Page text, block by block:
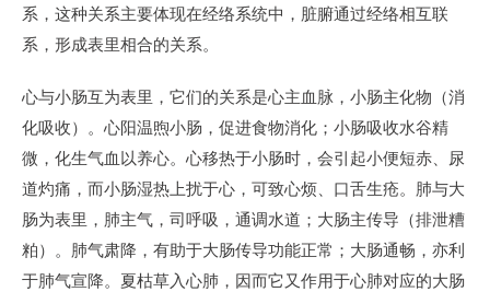
系，这种关系主要体现在经络系统中，脏腑通过经络相互联
系，形成表里相合的关系。
心与小肠互为表里，它们的关系是心主血脉，小肠主化物（消
化吸收）。心阳温煦小肠，促进食物消化；小肠吸收水谷精
微，化生气血以养心。心移热于小肠时，会引起小便短赤、尿
道灼痛，而小肠湿热上扰于心，可致心烦、口舌生疮。肺与大
肠为表里，肺主气，司呼吸，通调水道；大肠主传导（排泄糟
粕）。肺气肃降，有助于大肠传导功能正常；大肠通畅，亦利
于肺气宣降。夏枯草入心肺，因而它又作用于心肺对应的大肠